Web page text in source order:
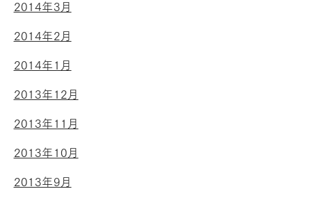
2014年3月
2014年2月
2014年1月
2013年12月
2013年11月
2013年10月
2013年9月